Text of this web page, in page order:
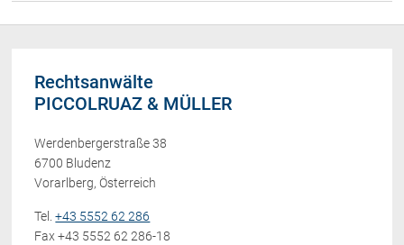
Rechtsanwälte
PICCOLRUAZ & MÜLLER
Werdenbergerstraße 38
6700 Bludenz
Vorarlberg, Österreich
Tel.+43 5552 62 286
Fax +43 5552 62 286-18